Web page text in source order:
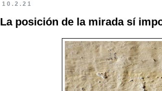
10.2.21
La posición de la mirada sí